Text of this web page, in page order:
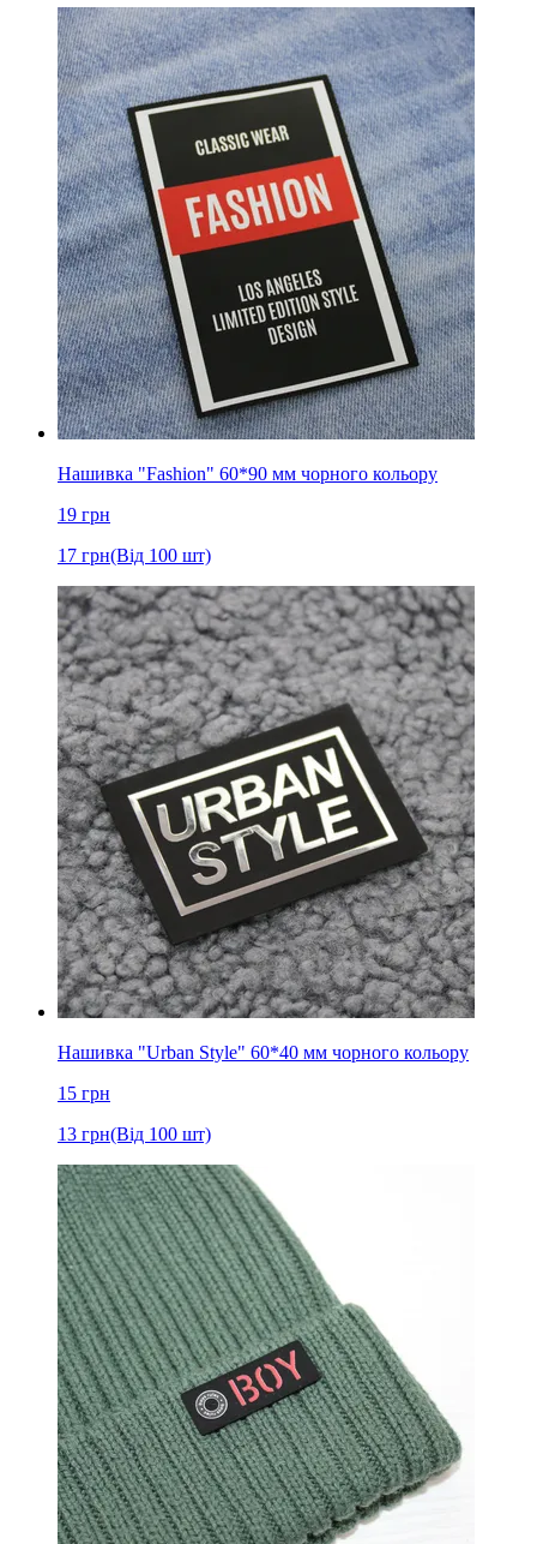
Нашивка "Fashion" 60*90 мм чорного кольору
19 грн
17 грн(Від 100 шт)
Нашивка "Urban Style" 60*40 мм чорного кольору
15 грн
13 грн(Від 100 шт)